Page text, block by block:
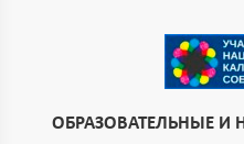
ОБРАЗОВАТЕЛЬНЫЕ И